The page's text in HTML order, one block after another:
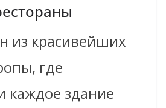
из красивейших
где
каждое здание